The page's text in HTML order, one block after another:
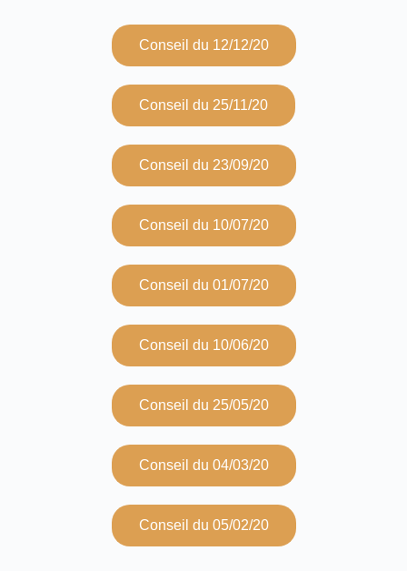
Conseil du 12/12/20
Conseil du 25/11/20
Conseil du 23/09/20
Conseil du 10/07/20
Conseil du 01/07/20
Conseil du 10/06/20
Conseil du 25/05/20
Conseil du 04/03/20
Conseil du 05/02/20